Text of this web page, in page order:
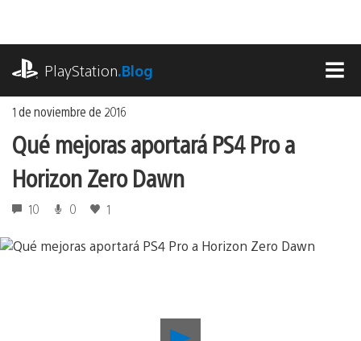
contenido
PlayStation.Blog
1 de noviembre de 2016
Qué mejoras aportará PS4 Pro a
Horizon Zero Dawn
10 0 1